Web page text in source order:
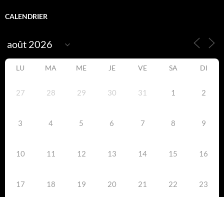
CALENDRIER
LU MA ME JE VE SA DI
27 28 29 30 31 1 2
3 4 5 6 7 8 9
10 11 12 13 14 15 16
17 18 19 20 21 22 23